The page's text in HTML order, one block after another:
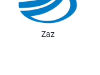
Samsung